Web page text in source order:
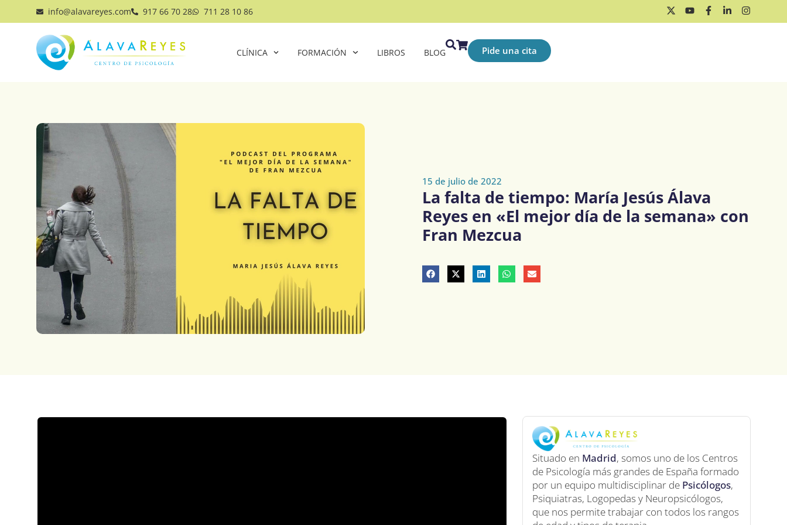
info@alavareyes.com 917 66 70 28 711 28 10 86
CLÍNICA FORMACIÓN LIBROS BLOG Pide una cita
15 de julio de 2022
La falta de tiempo: María Jesús Álava
Reyes en «El mejor día de la semana» con
Fran Mezcua
Situado en Madrid, somos uno de los Centros
de Psicología más grandes de España formado
por un equipo multidisciplinar de Psicólogos,
Psiquiatras, Logopedas y Neuropsicólogos,
que nos permite trabajar con todos los rangos